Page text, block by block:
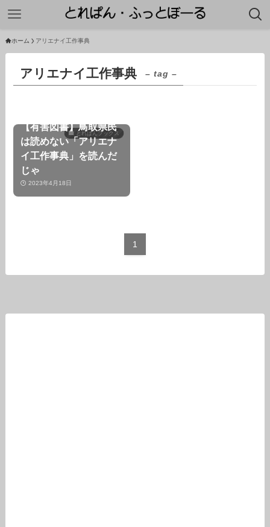
ホーム アリエナイ工作事典
アリエナイ工作事典 – tag –
とれぱんブックス
【有害図書】鳥取県民
は読めない「アリエナ
イ工作事典」を読んだ
じゃ
2023年4月18日
1